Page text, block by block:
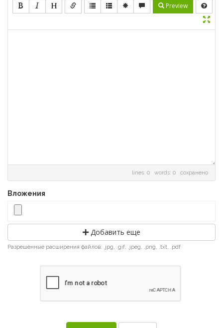
Preview
lines: 0 words: 0 сохранено
Вложения
Добавить еще
Разрешенные расширения файлов: .jpg, .gif, .jpeg, .png, .txt, .pdf